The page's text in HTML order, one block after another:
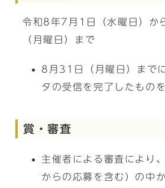
令和8年7月1日（水曜日）か
（月曜日）まで
8月31日（月曜日）まで
タの受信を完了したもの
賞・審査
主催者による審査により
からの応募を含む）の中